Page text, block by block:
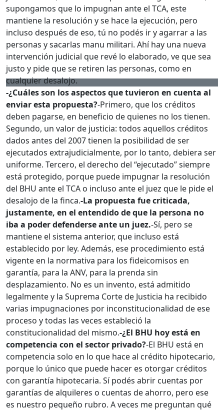
supongamos que lo impugnan ante el TCA, este
mantiene la resolución y se hace la ejecución, pero
incluso después de eso, tú no podés ir y agarrar a las
personas y sacarlas manu militari. Ahí hay una nueva
intervención judicial que revé lo elaborado, ve que sea
justo y pide que se retiren las personas, como en
cualquier desalojo.
-¿Cuáles son los aspectos que tuvieron en cuenta al
enviar esta propuesta?-Primero, que los créditos
deben pagarse, en beneficio de quienes no los tienen.
Segundo, un valor de justicia: todos aquellos créditos
dados antes del 2007 tienen la posibilidad de ser
ejecutados extrajudicialmente, por lo tanto, debiera ser
uniforme. Tercero, el derecho del “ejecutado” siempre
está protegido, porque puede impugnar la resolución
del BHU ante el TCA o incluso ante el juez que le pide el
desalojo de la finca.-La propuesta fue criticada,
justamente, en el entendido de que la persona no
iba a poder defenderse ante un juez.-Sí, pero se
mantiene el sistema anterior, que incluso está
establecido por ley. Además, ese procedimiento está
vigente en la normativa para los fideicomisos en
garantía, para la ANV, para la prenda sin
desplazamiento. No es un invento, está admitido
legalmente y la Suprema Corte de Justicia ha recibido
varias impugnaciones por inconstitucionalidad de ese
proceso y todas las veces estableció la
constitucionalidad del mismo.-¿El BHU hoy está en
competencia con el sector privado?-El BHU está en
competencia solo en lo que hace al crédito hipotecario,
porque lo único que puede hacer es otorgar créditos
con garantía hipotecaria. Sí podés abrir cuentas por
garantías de alquileres o cuentas de ahorro, pero ese
es nuestro pequeño rubro. A veces me preguntan qué